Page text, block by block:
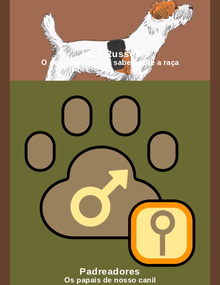
Jack Russell
O que você precisa sabersobre a raça
Padreadores
Os papais de nosso canil